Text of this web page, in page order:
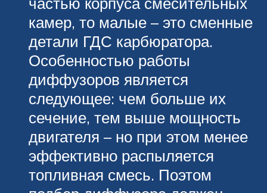
камер, то малые – это сменные
детали ГДС карбюратора.
Особенностью работы
диффузоров является
следующее: чем больше их
сечение, тем выше мощность
двигателя – но при этом менее
эффективно распыляется
топливная смесь. Поэтом